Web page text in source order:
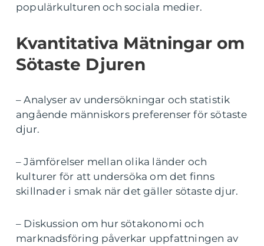
populärkulturen och sociala medier.
Kvantitativa Mätningar om
Sötaste Djuren
– Analyser av undersökningar och statistik
angående människors preferenser för sötaste
djur.
– Jämförelser mellan olika länder och
kulturer för att undersöka om det finns
skillnader i smak när det gäller sötaste djur.
– Diskussion om hur sötakonomi och
marknadsföring påverkar uppfattningen av